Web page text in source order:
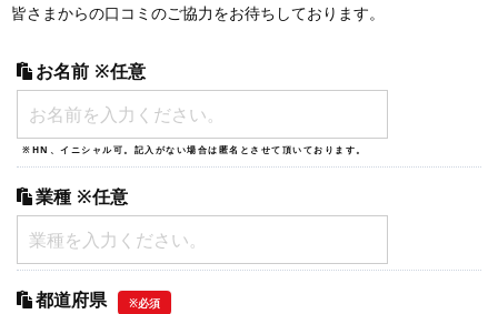
皆さまからの口コミのご協力をお待ちしております。
お名前 ※任意
※HN、イニシャル可。記入がない場合は匿名とさせて頂いております。
業種 ※任意
都道府県 ※必須